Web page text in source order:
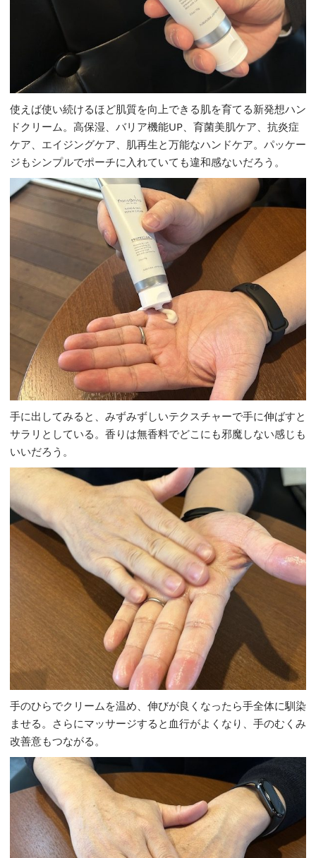
使えば使い続けるほど肌質を向上できる肌を育てる新発想ハン
ドクリーム。高保湿、バリア機能UP、育菌美肌ケア、抗炎症
ケア、エイジングケア、肌再生と万能なハンドケア。パッケー
ジもシンプルでポーチに入れていても違和感ないだろう。
手に出してみると、みずみずしいテクスチャーで手に伸ばすと
サラリとしている。香りは無香料でどこにも邪魔しない感じも
いいだろう。
手のひらでクリームを温め、伸びが良くなったら手全体に馴染
ませる。さらにマッサージすると血行がよくなり、手のむくみ
改善意もつながる。